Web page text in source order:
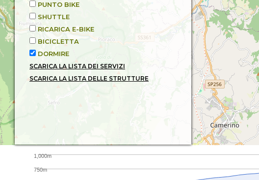
750m
1,000m
PUNTO BIKE
SHUTTLE
RICARICA E-BIKE
BICICLETTA
DORMIRE
SCARICA LA LISTA DEI SERVIZI
SCARICA LA LISTA DELLE STRUTTURE